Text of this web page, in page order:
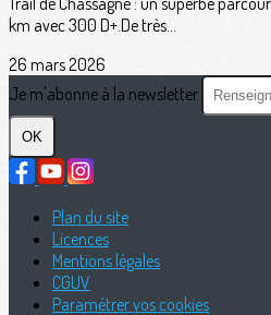
km avec 300 D+.De très...
26 mars 2026
Je m'abonne à la newsletter
OK
Plan du site
Licences
Mentions légales
CGUV
Paramétrer vos cookies